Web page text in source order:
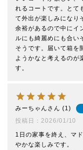
れるコートです。とて
て外出が楽しみになり
余裕があるので中にイ
ルにも綺麗めにも合い
そうです。届いて箱を
ようかなと考えるのが
みーちゃん 1
投稿日
2026/01/10
1日の家事を終え、マ
やかな楽しみです。